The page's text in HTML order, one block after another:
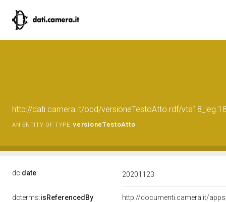
http://dati.camera.it/ocd/versioneTestoAtto.rdf/
AN ENTITY OF TYPE: versioneTestoAtto
dc:date 20201123
dcterms:isReferencedBy
http://documenti.camera.it/